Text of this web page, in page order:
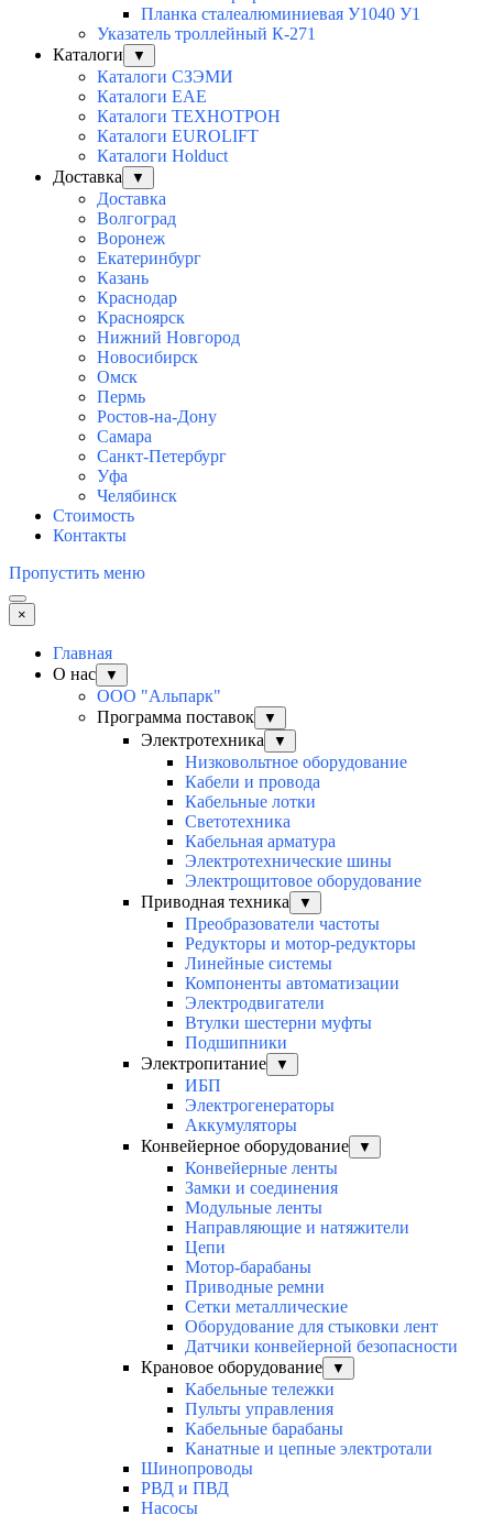
Планка сталеалюминиевая У1040 У1
Указатель троллейный К-271
Каталоги
▼
Каталоги СЗЭМИ
Каталоги EAE
Каталоги ТЕХНОТРОН
Каталоги EUROLIFT
Каталоги Holduct
Доставка
▼
Доставка
Волгоград
Воронеж
Екатеринбург
Казань
Краснодар
Красноярск
Нижний Новгород
Новосибирск
Омск
Пермь
Ростов-на-Дону
Самара
Санкт-Петербург
Уфа
Челябинск
Стоимость
Контакты
Пропустить меню
×
Главная
О нас
▼
ООО "Альпарк"
Программа поставок
▼
Электротехника ▼
Низковольтное оборудование
Кабели и провода
Кабельные лотки
Светотехника
Кабельная арматура
Электротехнические шины
Электрощитовое оборудование
Приводная техника
▼
Преобразователи частоты
Редукторы и мотор-редукторы
Линейные системы
Компоненты автоматизации
Электродвигатели
Втулки шестерни муфты
Подшипники
Электропитание
▼
ИБП
Электрогенераторы
Аккумуляторы
Конвейерное оборудование
▼
Конвейерные ленты
Замки и соединения
Модульные ленты
Направляющие и натяжители
Цепи
Мотор-барабаны
Приводные ремни
Сетки металлические
Оборудование для стыковки лент
Датчики конвейерной безопасности
Крановое оборудование
▼
Кабельные тележки
Пульты управления
Кабельные барабаны
Канатные и цепные электротали
Шинопроводы
РВД и ПВД
Насосы